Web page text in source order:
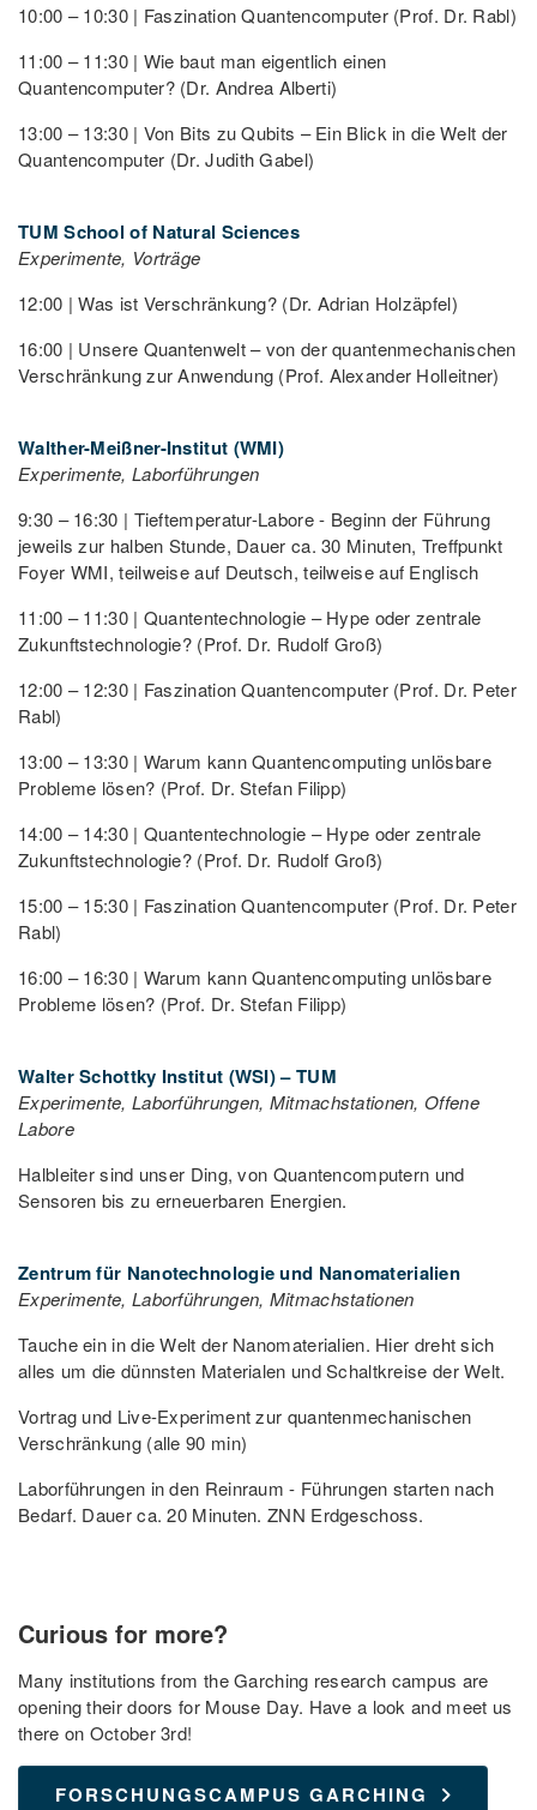
10:00 – 10:30 | Faszination Quantencomputer (Prof. Dr. Rabl)
11:00 – 11:30 | Wie baut man eigentlich einen
Quantencomputer? (Dr. Andrea Alberti)
13:00 – 13:30 | Von Bits zu Qubits – Ein Blick in die Welt der
Quantencomputer (Dr. Judith Gabel)
TUM School of Natural Sciences
Experimente, Vorträge
12:00 | Was ist Verschränkung? (Dr. Adrian Holzäpfel)
16:00 | Unsere Quantenwelt – von der quantenmechanischen
Verschränkung zur Anwendung (Prof. Alexander Holleitner)
Walther-Meißner-Institut (WMI)
Experimente, Laborführungen
9:30 – 16:30 | Tieftemperatur-Labore - Beginn der Führung
jeweils zur halben Stunde, Dauer ca. 30 Minuten, Treffpunkt
Foyer WMI, teilweise auf Deutsch, teilweise auf Englisch
11:00 – 11:30 | Quantentechnologie – Hype oder zentrale
Zukunftstechnologie? (Prof. Dr. Rudolf Groß)
12:00 – 12:30 | Faszination Quantencomputer (Prof. Dr. Peter
Rabl)
13:00 – 13:30 | Warum kann Quantencomputing unlösbare
Probleme lösen? (Prof. Dr. Stefan Filipp)
14:00 – 14:30 | Quantentechnologie – Hype oder zentrale
Zukunftstechnologie? (Prof. Dr. Rudolf Groß)
15:00 – 15:30 | Faszination Quantencomputer (Prof. Dr. Peter
Rabl)
16:00 – 16:30 | Warum kann Quantencomputing unlösbare
Probleme lösen? (Prof. Dr. Stefan Filipp)
Walter Schottky Institut (WSI) – TUM
Experimente, Laborführungen, Mitmachstationen, Offene
Labore
Halbleiter sind unser Ding, von Quantencomputern und
Sensoren bis zu erneuerbaren Energien.
Zentrum für Nanotechnologie und Nanomaterialien
Experimente, Laborführungen, Mitmachstationen
Tauche ein in die Welt der Nanomaterialien. Hier dreht sich
alles um die dünnsten Materialen und Schaltkreise der Welt.
Vortrag und Live-Experiment zur quantenmechanischen
Verschränkung (alle 90 min)
Laborführungen in den Reinraum - Führungen starten nach
Bedarf. Dauer ca. 20 Minuten. ZNN Erdgeschoss.
Curious for more?
Many institutions from the Garching research campus are
opening their doors for Mouse Day. Have a look and meet us
there on October 3rd!
FORSCHUNGSCAMPUS GARCHING